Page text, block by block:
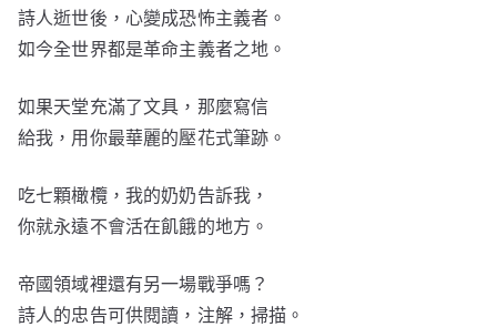
詩人逝世後，心變成恐怖主義者。
如今全世界都是革命主義者之地。
如果天堂充滿了文具，那麼寫信
給我，用你最華麗的壓花式筆跡。
吃七顆橄欖，我的奶奶告訴我，
你就永遠不會活在飢餓的地方。
帝國領域裡還有另一場戰爭嗎？
詩人的忠告可供閱讀，注解，掃描。